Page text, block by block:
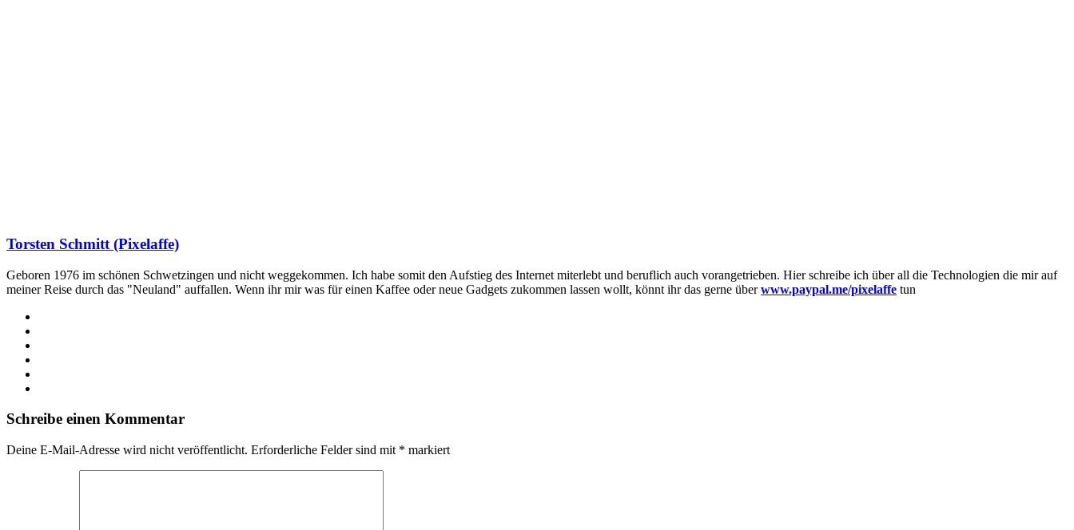
Torsten Schmitt (Pixelaffe)
Geboren 1976 im schönen Schwetzingen und nicht weggekommen. Ich habe somit den Aufstieg des Internet miterlebt und beruflich auch vorangetrieben. Hier schreibe ich über all die Technologien die mir auf
meiner Reise durch das "Neuland" auffallen. Wenn ihr mir was für einen Kaffee oder neue Gadgets zukommen lassen wollt, könnt ihr das gerne überwww.paypal.me/pixelaffe tun
Schreibe einen Kommentar
Deine E-Mail-Adresse wird nicht veröffentlicht. Erforderliche Felder sind mit * markiert